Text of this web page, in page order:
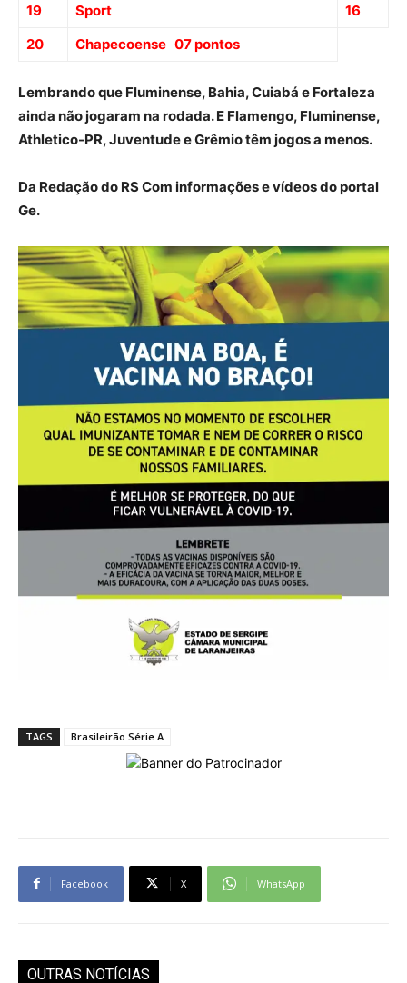
19
Sport
16
20
Chapecoense 07 pontos
Lembrando que Fluminense, Bahia, Cuiabá e Fortaleza
ainda não jogaram na rodada. E Flamengo, Fluminense,
Athletico-PR, Juventude e Grêmio têm jogos a menos.
Da Redação do RS Com informações e vídeos do portal
Ge.
TAGS Brasileirão Série A
Facebook X WhatsApp
OUTRAS NOTÍCIAS